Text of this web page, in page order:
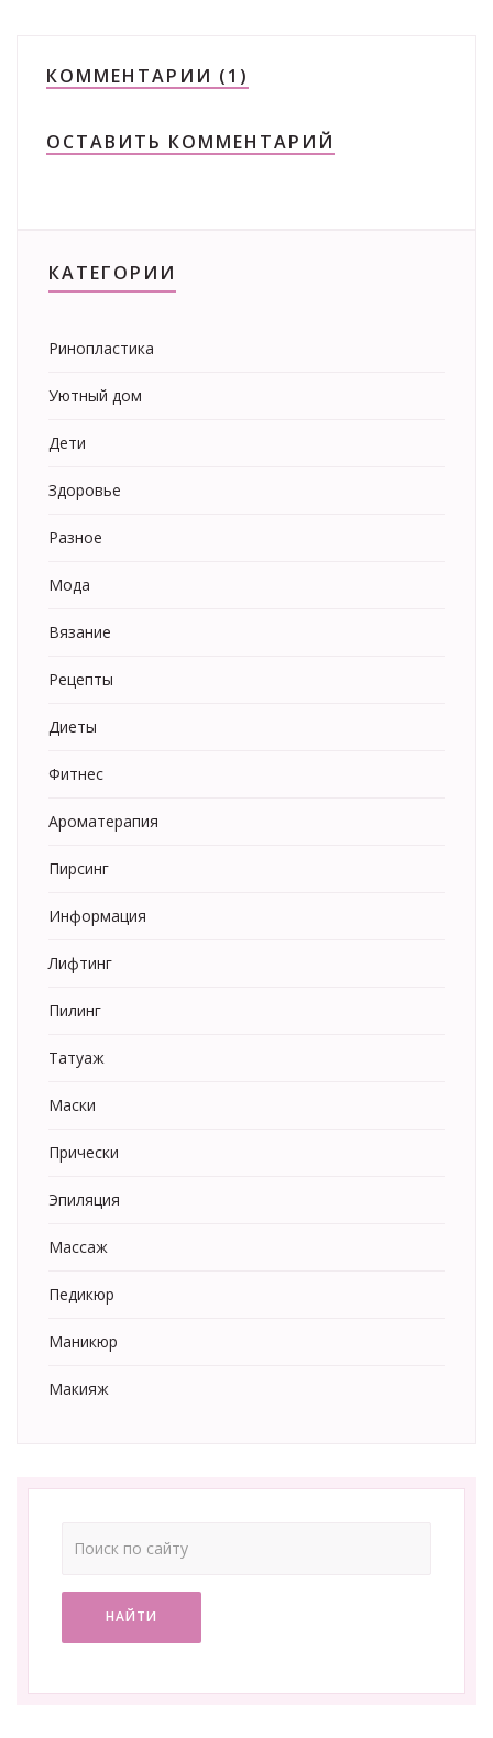
КОММЕНТАРИИ (1)
ОСТАВИТЬ КОММЕНТАРИЙ
КАТЕГОРИИ
Ринопластика
Уютный дом
Дети
Здоровье
Разное
Мода
Вязание
Рецепты
Диеты
Фитнес
Ароматерапия
Пирсинг
Информация
Лифтинг
Пилинг
Татуаж
Маски
Прически
Эпиляция
Массаж
Педикюр
Маникюр
Макияж
НАЙТИ